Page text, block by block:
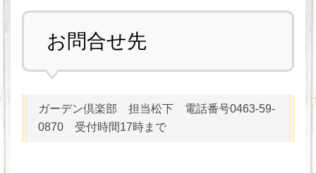
お問合せ先
ガーデン倶楽部 担当松下 電話番号0463-59-
0870 受付時間17時まで